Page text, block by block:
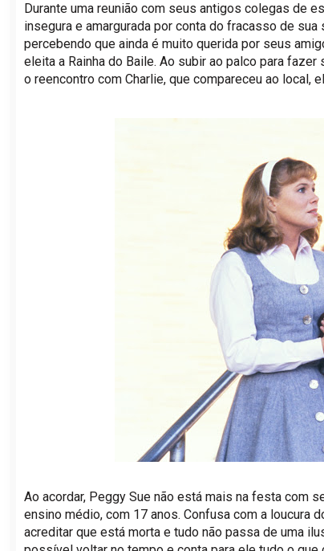
Durante uma reunião com seus antigos colegas de
insegura e amargurada por conta do fracasso de
percebendo que ainda é muito querida por seus
eleita a Rainha do Baile. Ao subir ao palco para
o reencontro com Charlie, que compareceu ao local,
Ao acordar, Peggy Sue não está mais na festa com
ensino médio, com 17 anos. Confusa com a loucura
acreditar que está morta e tudo não passa de uma